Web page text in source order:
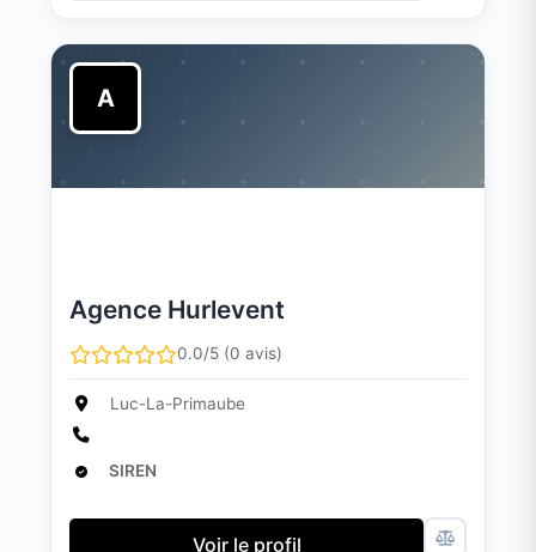
A
Agence Hurlevent
0.0/5 (0 avis)
Luc-La-Primaube
SIREN
Voir le profil